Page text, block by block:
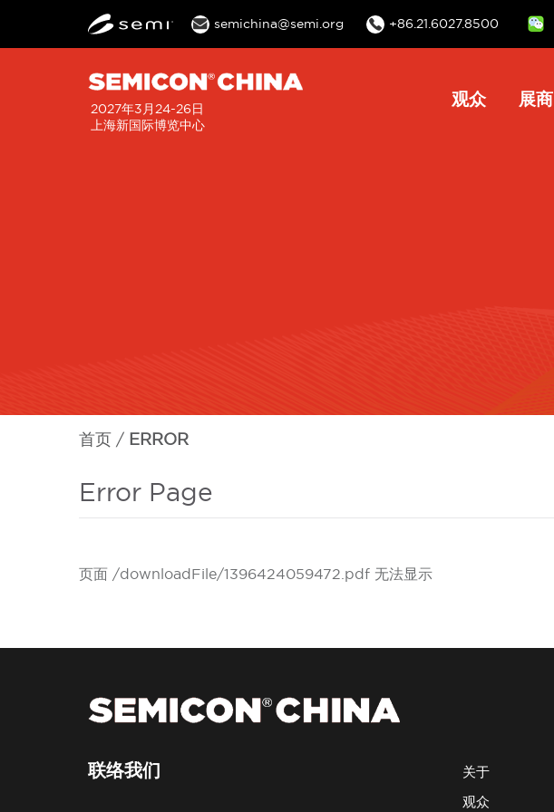
semichina@semi.org +86.21.6027.8500
2027年3月24-26日
上海新国际博览中心
Main
观众 展商
首页 ERROR
Error Page
页面 /downloadFile/1396424059472.pdf 无法显示
联络我们
关于
观众